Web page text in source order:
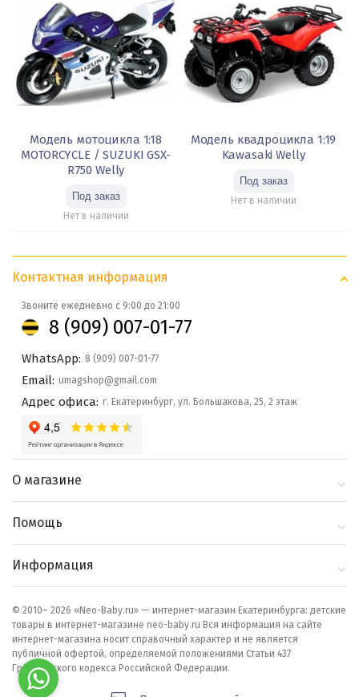
Модель мотоцикла 1:18
MOTORCYCLE / SUZUKI GSX-
R750 Welly
Нет в наличии
Модель квадроцикла 1:19
Kawasaki Welly
Нет в наличии
Контактная информация
Звоните ежедневно с 9:00 до 21:00
8 (909) 007-01-77
WhatsApp: 8 (909) 007-01-77
Email: umagshop@gmail.com
Адрес офиса: г. Екатеринбург, ул. Большакова, 25, 2 этаж
О магазине
Блог
Помощь
Как сделать заказ
Информация
© 2010– 2026 «Neo-Baby.ru» — интернет-магазин Екатеринбурга: детские
товары в интернет-магазине neo-baby.ru Вся информация на сайте
интернет-магазина носит справочный характер и не является
публичной офертой, определяемой положениями Статьи 437
Гражданского кодекса Российской Федерации.